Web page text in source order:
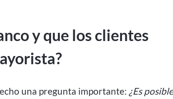
y que los clientes
una pregunta importante: ¿Es